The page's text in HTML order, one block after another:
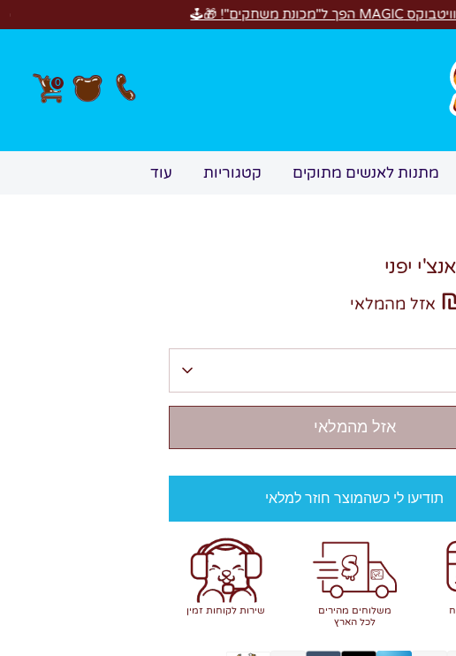
0
מתנות לאנשים מתוקים קטגוריות עוד
יפני
אזל מהמלאי
אזל מהמלאי
תודיעו לי כשהמוצר חוזר למלאי
משלוחים מהירים
לכל הארץ
שירות לקוחות זמין